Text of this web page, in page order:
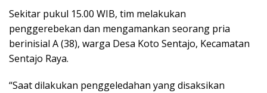
Sekitar pukul 15.00 WIB, tim melakukan
penggerebekan dan mengamankan seorang pria
berinisial A (38), warga Desa Koto Sentajo, Kecamatan
Sentajo Raya.
“Saat dilakukan penggeledahan yang disaksikan